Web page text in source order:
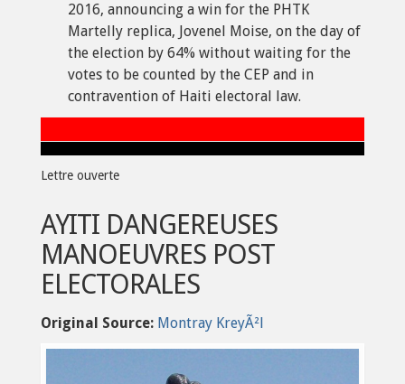
2016, announcing a win for the PHTK
Martelly replica, Jovenel Moise, on the day of
the election by 64% without waiting for the
votes to be counted by the CEP and in
contravention of Haiti electoral law.
Lettre ouverte
AYITI DANGEREUSES
MANOEUVRES POST
ELECTORALES
Original Source: Montray KreyÃ²l